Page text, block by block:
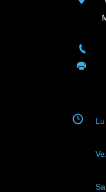
Ve: